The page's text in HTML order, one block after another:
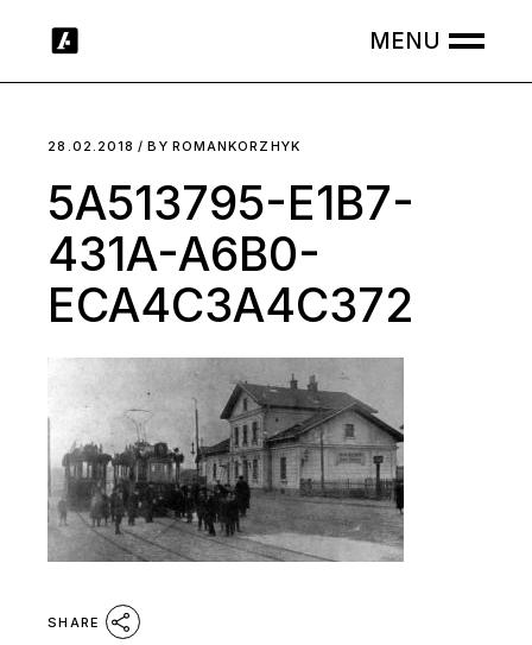
28.02.2018 BY ROMANKORZHYK
5A513795-E1B7-
431A-A6B0-
ECA4C3A4C372
SHARE